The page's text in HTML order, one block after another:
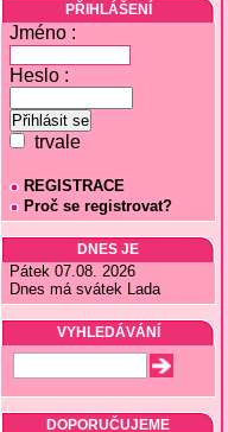
PŘIHLÁŠENÍ
Jméno :
Heslo :
trvale
REGISTRACE
Proč se registrovat?
DNES JE
Pátek 07.08. 2026
Dnes má svátek Lada
VYHLEDÁVÁNÍ
DOPORUČUJEME